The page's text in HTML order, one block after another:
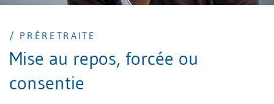
/ PRÉRETRAITE
Mise au repos, forcée ou
consentie